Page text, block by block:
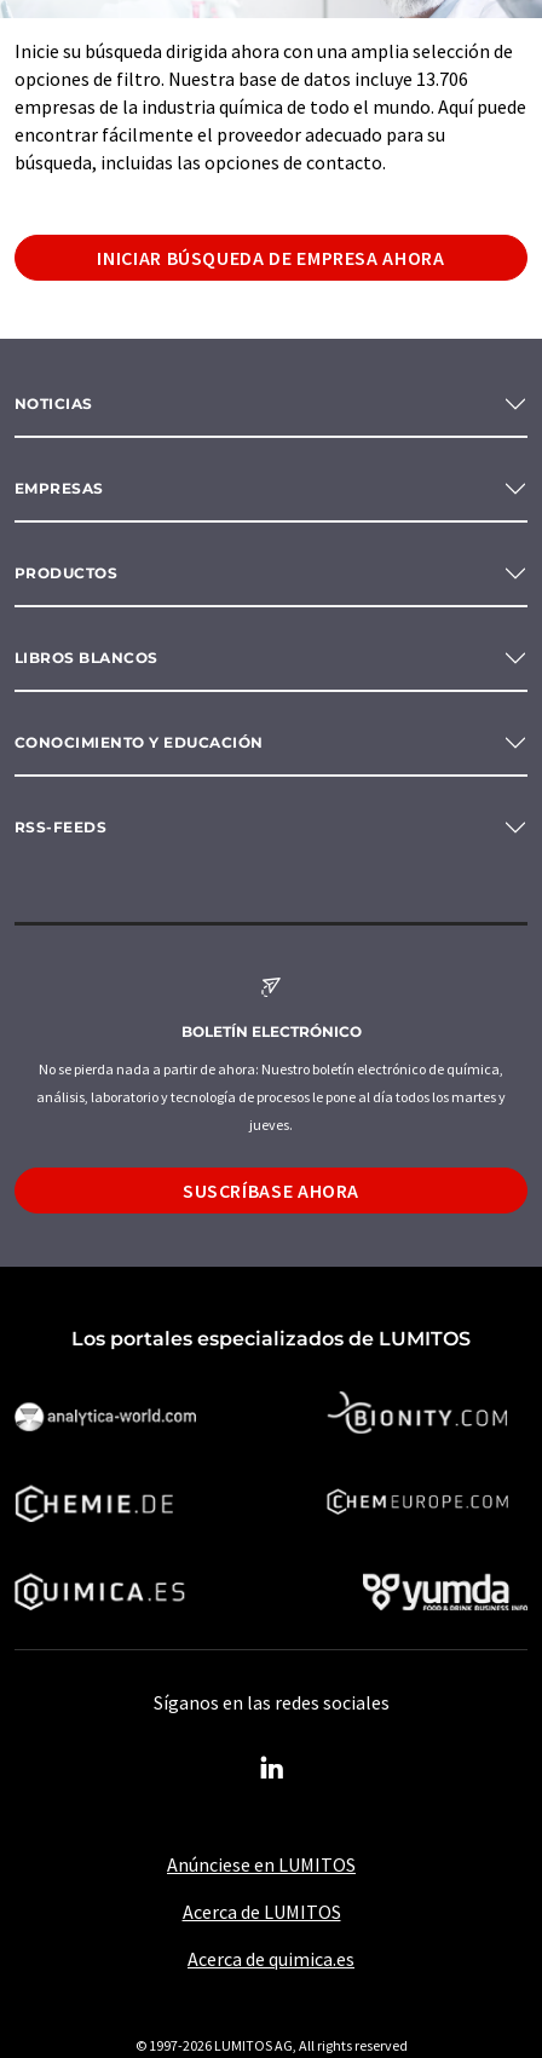
Inicie su búsqueda dirigida ahora con una amplia selección de
opciones de filtro. Nuestra base de datos incluye 13.706
empresas de la industria química de todo el mundo. Aquí puede
encontrar fácilmente el proveedor adecuado para su
búsqueda, incluidas las opciones de contacto.
INICIAR BÚSQUEDA DE EMPRESA AHORA
NOTICIAS
EMPRESAS
PRODUCTOS
LIBROS BLANCOS
CONOCIMIENTO Y EDUCACIÓN
RSS-FEEDS
BOLETÍN ELECTRÓNICO
No se pierda nada a partir de ahora: Nuestro boletín electrónico de química,
análisis, laboratorio y tecnología de procesos le pone al día todos los martes y
jueves.
SUSCRÍBASE AHORA
Los portales especializados de LUMITOS
Anúnciese en LUMITOS
Acerca de LUMITOS
Acerca de quimica.es
Síganos en las redes sociales
© 1997-2026 LUMITOS AG, All rights reserved